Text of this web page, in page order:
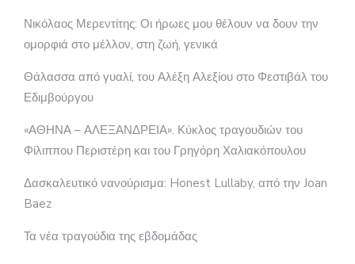
Νικόλαος Μερεντίτης: Οι ήρωες μου θέλουν να δουν την
ομορφιά στο μέλλον, στη ζωή, γενικά
Θάλασσα από γυαλί, του Αλέξη Αλεξίου στο Φεστιβάλ του
Εδιμβούργου
«ΑΘΗΝΑ – ΑΛΕΞΑΝΔΡΕΙΑ». Κύκλος τραγουδιών του
Φίλιππου Περιστέρη και του Γρηγόρη Χαλιακόπουλου
Δασκαλευτικό νανούρισμα: Honest Lullaby, από την Joan
Baez
Τα νέα τραγούδια της εβδομάδας